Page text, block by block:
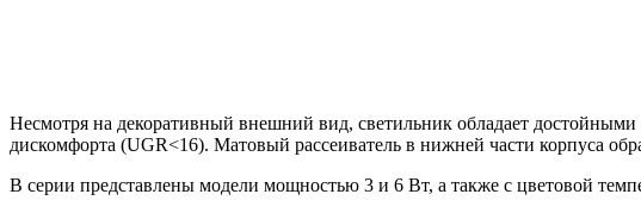
Несмотря на декоративный внешний вид, светильник обладает
дискомфорта (UGR<16). Матовый рассеиватель в нижней части корпуса
В серии представлены модели мощностью 3 и 6 Вт, а также с цветовой